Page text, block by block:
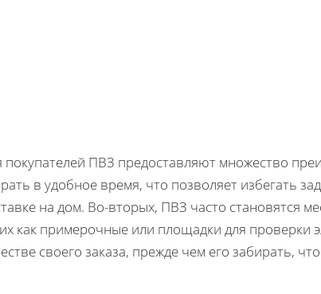
покупателей ПВЗ предоставляют множество
в удобное время, что позволяет избегать
на дом. Во-вторых, ПВЗ часто становятся
как примерочные или площадки для проверки
своего заказа, прежде чем его забирать,